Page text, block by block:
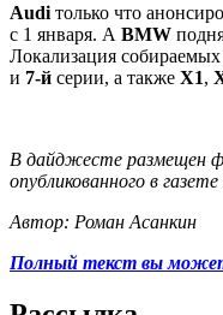
Audi только что
с 1 января. А BMW
Локализация собираемых
и 7‑й серии, а также Х1,
В дайджесте размещен
опубликованного в
Автор: Роман Асанкин
Полный текст вы